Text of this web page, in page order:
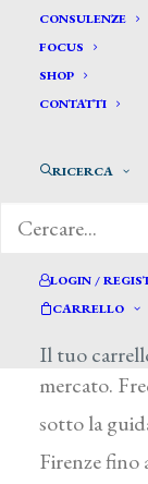
CONSULENZE
FOCUS
SHOP
CONTATTI
RICERCA
LOGIN /
CARRELLO
Il tuo
Chioggia
La sua
mercato.
sotto la
Firenze fino